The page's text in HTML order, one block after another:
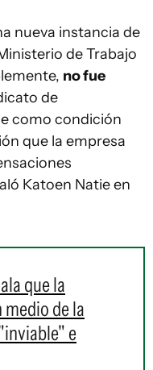
nueva instancia de
de Trabajo
no fue
de
como condición
que la empresa
Katoen Natie en
que la
de la
e